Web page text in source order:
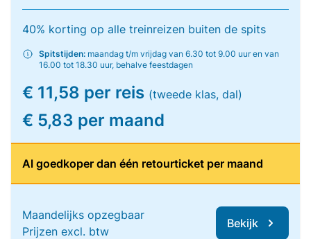
40% korting op alle treinreizen buiten de spits
Spitstijden: maandag t/m vrijdag van 6.30 tot 9.00 uur en van
16.00 tot 18.30 uur, behalve feestdagen
€ 11,58 per reis (tweede klas, dal)
€ 5,83 per maand
Al goedkoper dan één retourticket per maand
Maandelijks opzegbaar
Prijzen excl. btw
Bekijk